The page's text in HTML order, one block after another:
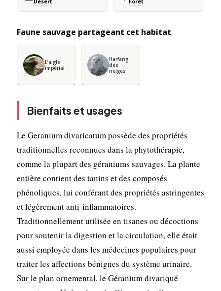
Désert Forêt
Faune sauvage partageant cet habitat
L’aigle
impérial
Harfang
des
neiges
Bienfaits et usages
Le Geranium divaricatum possède des propriétés
traditionnelles reconnues dans la phytothérapie,
comme la plupart des géraniums sauvages. La plante
entière contient des tanins et des composés
phénoliques, lui conférant des propriétés astringentes
et légèrement anti-inflammatoires.
Traditionnellement utilisée en tisanes ou décoctions
pour soutenir la digestion et la circulation, elle était
aussi employée dans les médecines populaires pour
traiter les affections bénignes du système urinaire.
Sur le plan ornemental, le Géranium divariqué